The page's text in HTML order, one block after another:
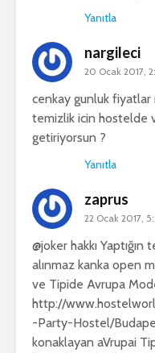
Yanıtla
nargileci
20 Ocak 2017,
cenkay gunluk fiyatlar
temizlik icin hostelde
getiriyorsun ?
Yanıtla
zaprus
22 Ocak 2017,
@joker hakkı
alınmaz kanka open
ve Tipide Avrupa
http://
-Party-Hostel/
konaklayan aVrupai